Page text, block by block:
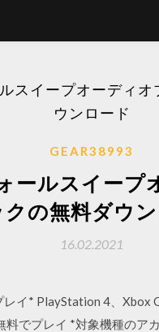
スイープオーディオ
ウンロード
GEAR38993
ールスイープ
クの無料ダウ
16.02.2021
イ* PlayStation 4、Xbox
料でプレイ *対象機種のア